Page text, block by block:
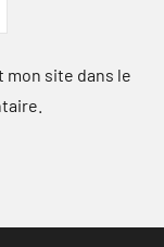
mon site dans le